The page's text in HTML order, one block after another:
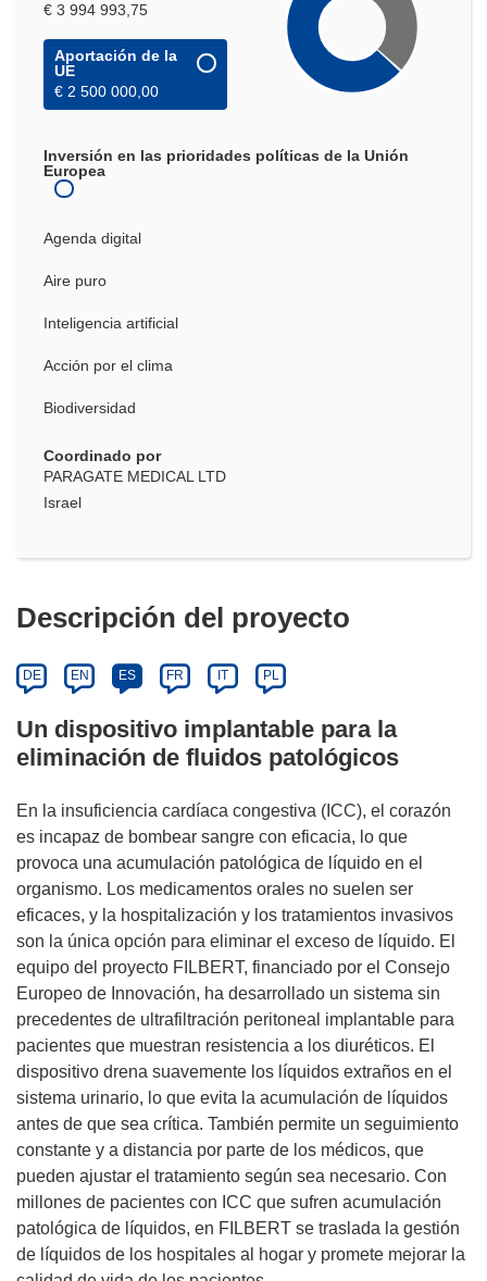
€ 3 994 993,75
Aportación de la
UE
€ 2 500 000,00
Inversión en las prioridades políticas de la Unión
Europea
Agenda digital
Aire puro
Inteligencia artificial
Acción por el clima
Biodiversidad
Coordinado por
PARAGATE MEDICAL LTD
Israel
Descripción del proyecto
DE EN ES FR IT PL
Un dispositivo implantable para la
eliminación de fluidos patológicos
En la insuficiencia cardíaca congestiva (ICC), el corazón
es incapaz de bombear sangre con eficacia, lo que
provoca una acumulación patológica de líquido en el
organismo. Los medicamentos orales no suelen ser
eficaces, y la hospitalización y los tratamientos invasivos
son la única opción para eliminar el exceso de líquido. El
equipo del proyecto FILBERT, financiado por el Consejo
Europeo de Innovación, ha desarrollado un sistema sin
precedentes de ultrafiltración peritoneal implantable para
pacientes que muestran resistencia a los diuréticos. El
dispositivo drena suavemente los líquidos extraños en el
sistema urinario, lo que evita la acumulación de líquidos
antes de que sea crítica. También permite un seguimiento
constante y a distancia por parte de los médicos, que
pueden ajustar el tratamiento según sea necesario. Con
millones de pacientes con ICC que sufren acumulación
patológica de líquidos, en FILBERT se traslada la gestión
de líquidos de los hospitales al hogar y promete mejorar la